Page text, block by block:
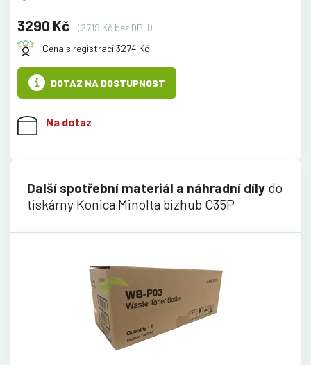
3290 Kč
(2719 Kč bez DPH)
Cena s registrací 3274 Kč
DOTAZ NA DOSTUPNOST
Na dotaz
Další spotřební materiál a náhradní díly do
tiskárny Konica Minolta bizhub C35P